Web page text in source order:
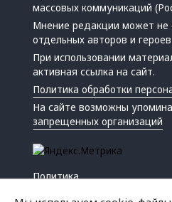
массовых коммуникаций
Мнение редакции может не
отдельных авторов и
При использовании
активная ссылка на сайт.
Политика обработки
На сайте возможны
запрещенных организаций
Политика